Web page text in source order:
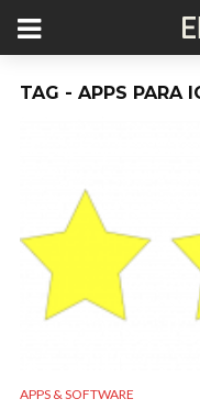
TAG - APPS PARA
APPS & SOFTWARE